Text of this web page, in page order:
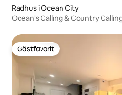
Radhus i Ocean City
Ocean's Calling & Country
Gästfavorit
Gästfavorit